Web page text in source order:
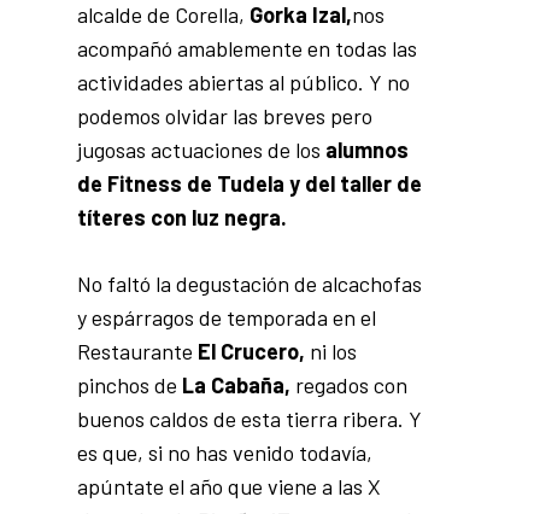
alcalde de Corella, Gorka Izal,nos
acompañó amablemente en todas las
actividades abiertas al público. Y no
podemos olvidar las breves pero
jugosas actuaciones de los alumnos
de Fitness de Tudela y del taller de
títeres con luz negra.
No faltó la degustación de alcachofas
y espárragos de temporada en el
Restaurante El Crucero, ni los
pinchos de La Cabaña, regados con
buenos caldos de esta tierra ribera. Y
es que, si no has venido todavía,
apúntate el año que viene a las X